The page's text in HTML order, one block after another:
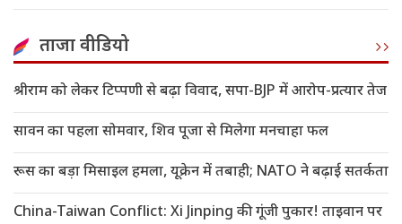
ताजा वीडियो
श्रीराम को लेकर टिप्पणी से बढ़ा विवाद, सपा-BJP में आरोप-प्रत्यार तेज
सावन का पहला सोमवार, शिव पूजा से मिलेगा मनचाहा फल
रूस का बड़ा मिसाइल हमला, यूक्रेन में तबाही; NATO ने बढ़ाई सतर्कता
China-Taiwan Conflict: Xi Jinping की गूंजी पुकार! ताइवान पर